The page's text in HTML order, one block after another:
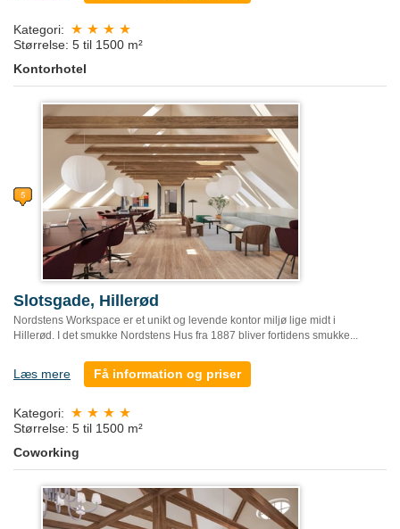
Kategori:
Størrelse: 5 til 1500 m²
Kontorhotel
Slotsgade, Hillerød
Nordstens Workspace er et unikt og levende kontor miljø lige midt i
Hillerød. I det smukke Nordstens Hus fra 1887 bliver fortidens smukke...
Læs mere Få information og priser
Kategori:
Størrelse: 5 til 1500 m²
Coworking